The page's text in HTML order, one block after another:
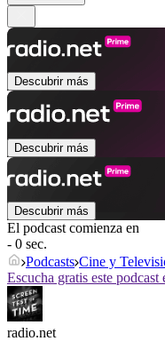
Descubrir más
Descubrir más
Descubrir más
El podcast comienza en
- 0 sec.
Podcasts Cine y
Escucha gratis este podcast
radio.net